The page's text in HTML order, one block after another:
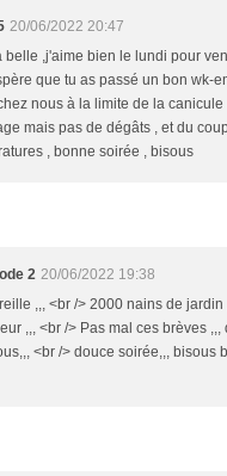
20/06/2022 20:47
belle ,j'aime bien le lundi pour
que tu as passé un bon wk-
nous à la limite de la
mais pas de dégâts , et du
, bonne soirée , bisous
2 20/06/2022 19:38
,,, <br /> 2000 nains de jardin
,,, <br /> Pas mal ces brèves ,,,
<br /> douce soirée,,, bisous